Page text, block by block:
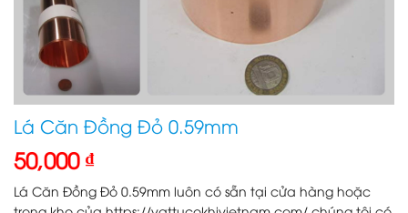
Lá Căn Đồng Đỏ 0.59mm
50,000 ₫
Lá Căn Đồng Đỏ 0.59mm luôn có sẵn tại cửa hàng hoặc